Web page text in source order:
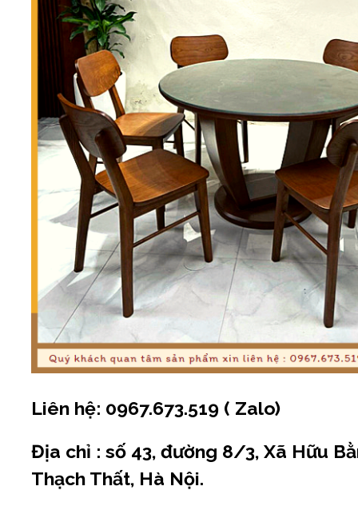
Liên hệ: 0967.673.519 ( Zalo)
Địa chỉ : số 43, đường 8/3, Xã Hữu
Thạch Thất, Hà Nội.